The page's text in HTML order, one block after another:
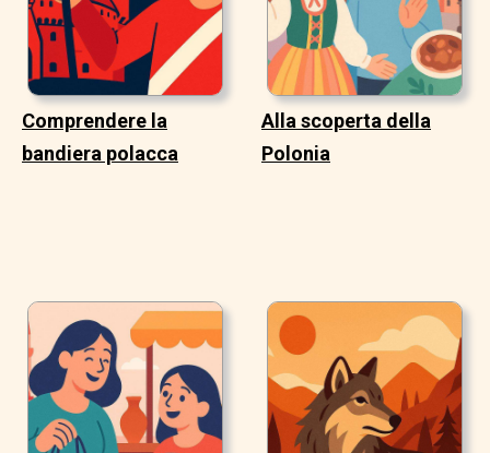
Comprendere la
bandiera polacca
Alla scoperta della
Polonia